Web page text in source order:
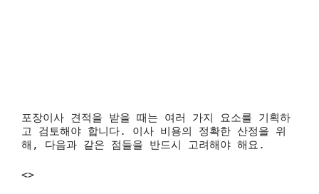
포장이사 견적을 받을 때는 여러 가지 요소를 기획하
고 검토해야 합니다. 이사 비용의 정확한 산정을 위
해, 다음과 같은 점들을 반드시 고려해야 해요.
<>